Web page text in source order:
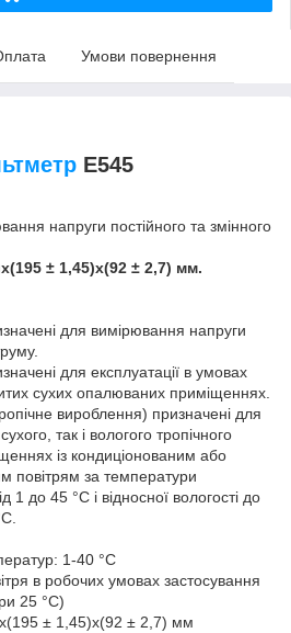
Умови повернення
Е545
напруги постійного та змінного
± 1,45)х(92 ± 2,7) мм.
для вимірювання напруги
для експлуатації в умовах
сухих опалюваних приміщеннях.
вироблення) призначені для
так і вологого тропічного
із кондиціонованим або
повітрям за температури
1 до 45 °C і відносної вологості до
1-40 °С
в робочих умовах застосування
25 °C)
± 1,45)х(92 ± 2,7) мм